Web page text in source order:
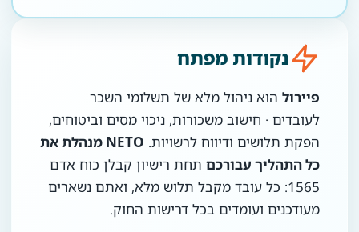
נקודות מפתח
פיירול הוא ניהול מלא של תשלומי השכר
לעובדים · חישוב משכורות, ניכוי מסים וביטוחים,
הפקת תלושים ודיווח לרשויות.
NETO מנהלת את
כל התהליך עבורכם תחת רישיון קבלן כוח אדם
1565: כל עובד מקבל תלוש מלא, ואתם נשארים
מעודכנים ועומדים בכל דרישות החוק.